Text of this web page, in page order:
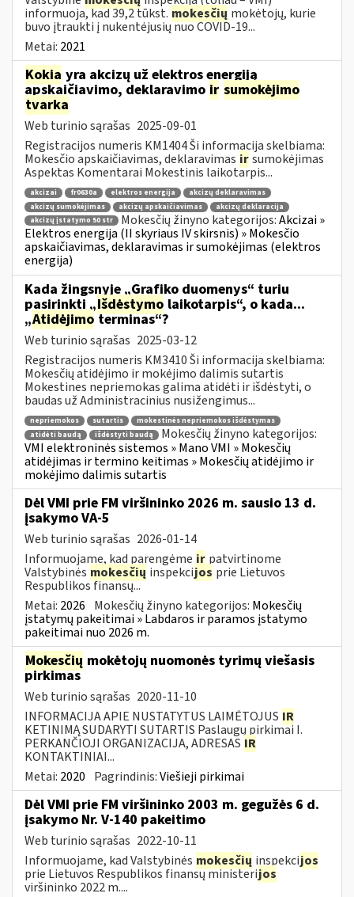
informuoja, kad 39,2 tūkst. mokesčių mokėtojų, kurie
buvo įtraukti į nukentėjusių nuo COVID-19...
Metai: 2021
Kokia yra akcizų už elektros energiją
apskaičiavimo, deklaravimo ir sumokėjimo
tvarka
Web turinio sąrašas 2025-09-01
Registracijos numeris KM1404 Ši informacija skelbiama:
Mokesčio apskaičiavimas, deklaravimas irsumokėjimas
Aspektas Komentarai Mokestinis laikotarpis...
akcizai fr0630a elektros energija
akcizų deklaravimas
akcizų sumokėjimas
akcizų apskaičiavimas
akcizų deklaracija
akcizų įstatymo 50 str
Mokesčių žinyno kategorijos:Akcizai »
Elektros energija (II skyriaus IV skirsnis) » Mokesčio
apskaičiavimas, deklaravimas ir sumokėjimas (elektros
energija)
Kada žingsnyje „Grafiko duomenys“ turiu
pasirinkti „Išdėstymo laikotarpis“, o kada...
„Atidėjimoterminas“?
Web turinio sąrašas 2025-03-12
Registracijos numeris KM3410 Ši informacija skelbiama:
Mokesčių atidėjimo ir mokėjimo dalimis sutartis
Mokestines nepriemokas galima atidėti ir išdėstyti, o
baudas už Administracinius nusižengimus...
nepriemokos sutartis
mokestinės nepriemokos išdėstymas
atidėti baudą
išdėstyti baudą
Mokesčių žinyno kategorijos:
VMI elektroninės sistemos » Mano VMI » Mokesčių
atidėjimas ir termino keitimas » Mokesčių atidėjimo ir
mokėjimo dalimis sutartis
Dėl VMI prie FM viršininko 2026 m. sausio 13 d.
įsakymo VA-5
Web turinio sąrašas 2026-01-14
Informuojame, kad parengėme ir patvirtinome
Valstybinės mokesčių inspekcijos prie Lietuvos
Respublikos finansų...
Metai: 2026 Mokesčių žinyno kategorijos: Mokesčių
įstatymų pakeitimai » Labdaros ir paramos įstatymo
pakeitimai nuo 2026 m.
Mokesčių mokėtojų nuomonės tyrimų viešasis
pirkimas
Web turinio sąrašas 2020-11-10
INFORMACIJA APIE NUSTATYTUS LAIMĖTOJUS IR
KETINIMĄ SUDARYTI SUTARTIS Paslaugų pirkimai I.
PERKANČIOJI ORGANIZACIJA, ADRESAS IR
KONTAKTINIAI...
Metai: 2020 Pagrindinis:Viešieji pirkimai
Dėl VMI prie FM viršininko 2003 m. gegužės 6 d.
įsakymo Nr. V-140 pakeitimo
Web turinio sąrašas 2022-10-11
Informuojame, kad Valstybinės mokesčių inspekcijos
prie Lietuvos Respublikos finansų ministerijos
viršininko 2022 m....